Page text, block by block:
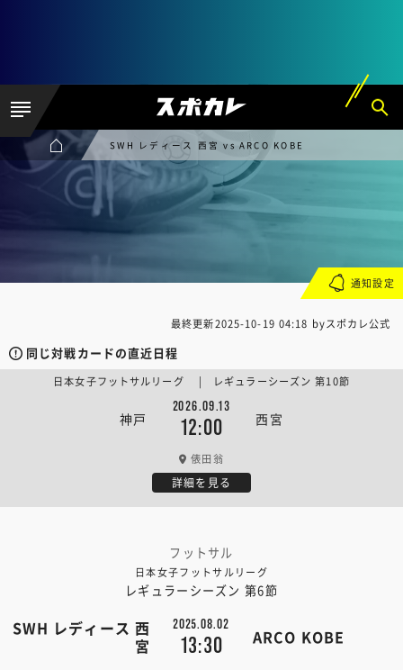
SWH レディース 西宮 vs ARCO KOBE
最終更新2025-10-19 04:18 byスポカレ公式
同じ対戦カードの直近日程
神戸
2026.09.13
12:00 西宮
日本女子フットサルリーグ | レギュラーシーズン 第10節
俵田翁
詳細を見る
フットサル
日本女子フットサルリーグ
レギュラーシーズン 第6節
SWH レディース 西
宮
2025.08.02
13:30 ARCO KOBE
通知設定